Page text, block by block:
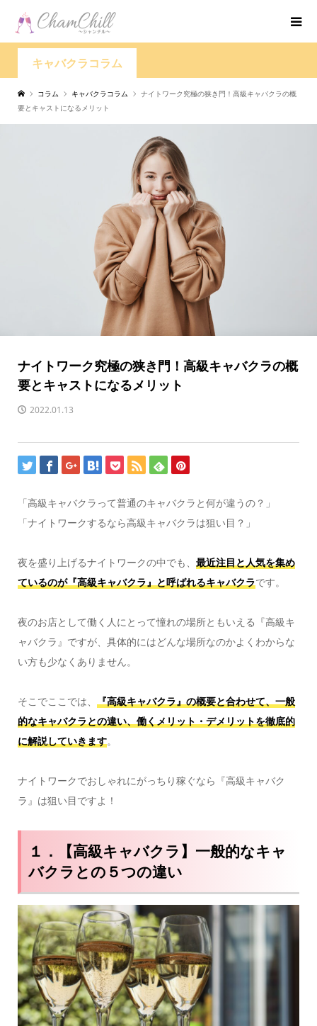
キャバクラコラム
コラム キャバクラコラム
ナイトワーク究極の狭き門！高級キャバクラの概
要とキャストになるメリット
ナイトワーク究極の狭き門！高級キャバクラの概
要とキャストになるメリット
2022.01.13
「高級キャバクラって普通のキャバクラと何が違うの？」
「ナイトワークするなら高級キャバクラは狙い目？」
夜を盛り上げるナイトワークの中でも、 最近注目と人気を集め
ているのが『高級キャバクラ』と呼ばれるキャバクラです。
夜のお店として働く人にとって憧れの場所ともいえる『高級キ
ャバクラ』ですが、具体的にはどんな場所なのかよくわからな
い方も少なくありません。
そこでここでは、 『高級キャバクラ』の概要と合わせて、一般
的なキャバクラとの違い、働くメリット・デメリットを徹底的
に解説していきます。
ナイトワークでおしゃれにがっちり稼ぐなら『高級キャバク
ラ』は狙い目ですよ！
１．【高級キャバクラ】一般的なキャ
バクラとの５つの違い